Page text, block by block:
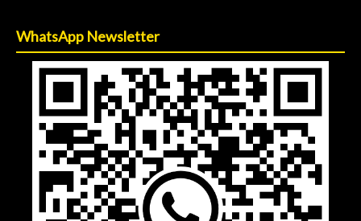
WhatsApp Newsletter